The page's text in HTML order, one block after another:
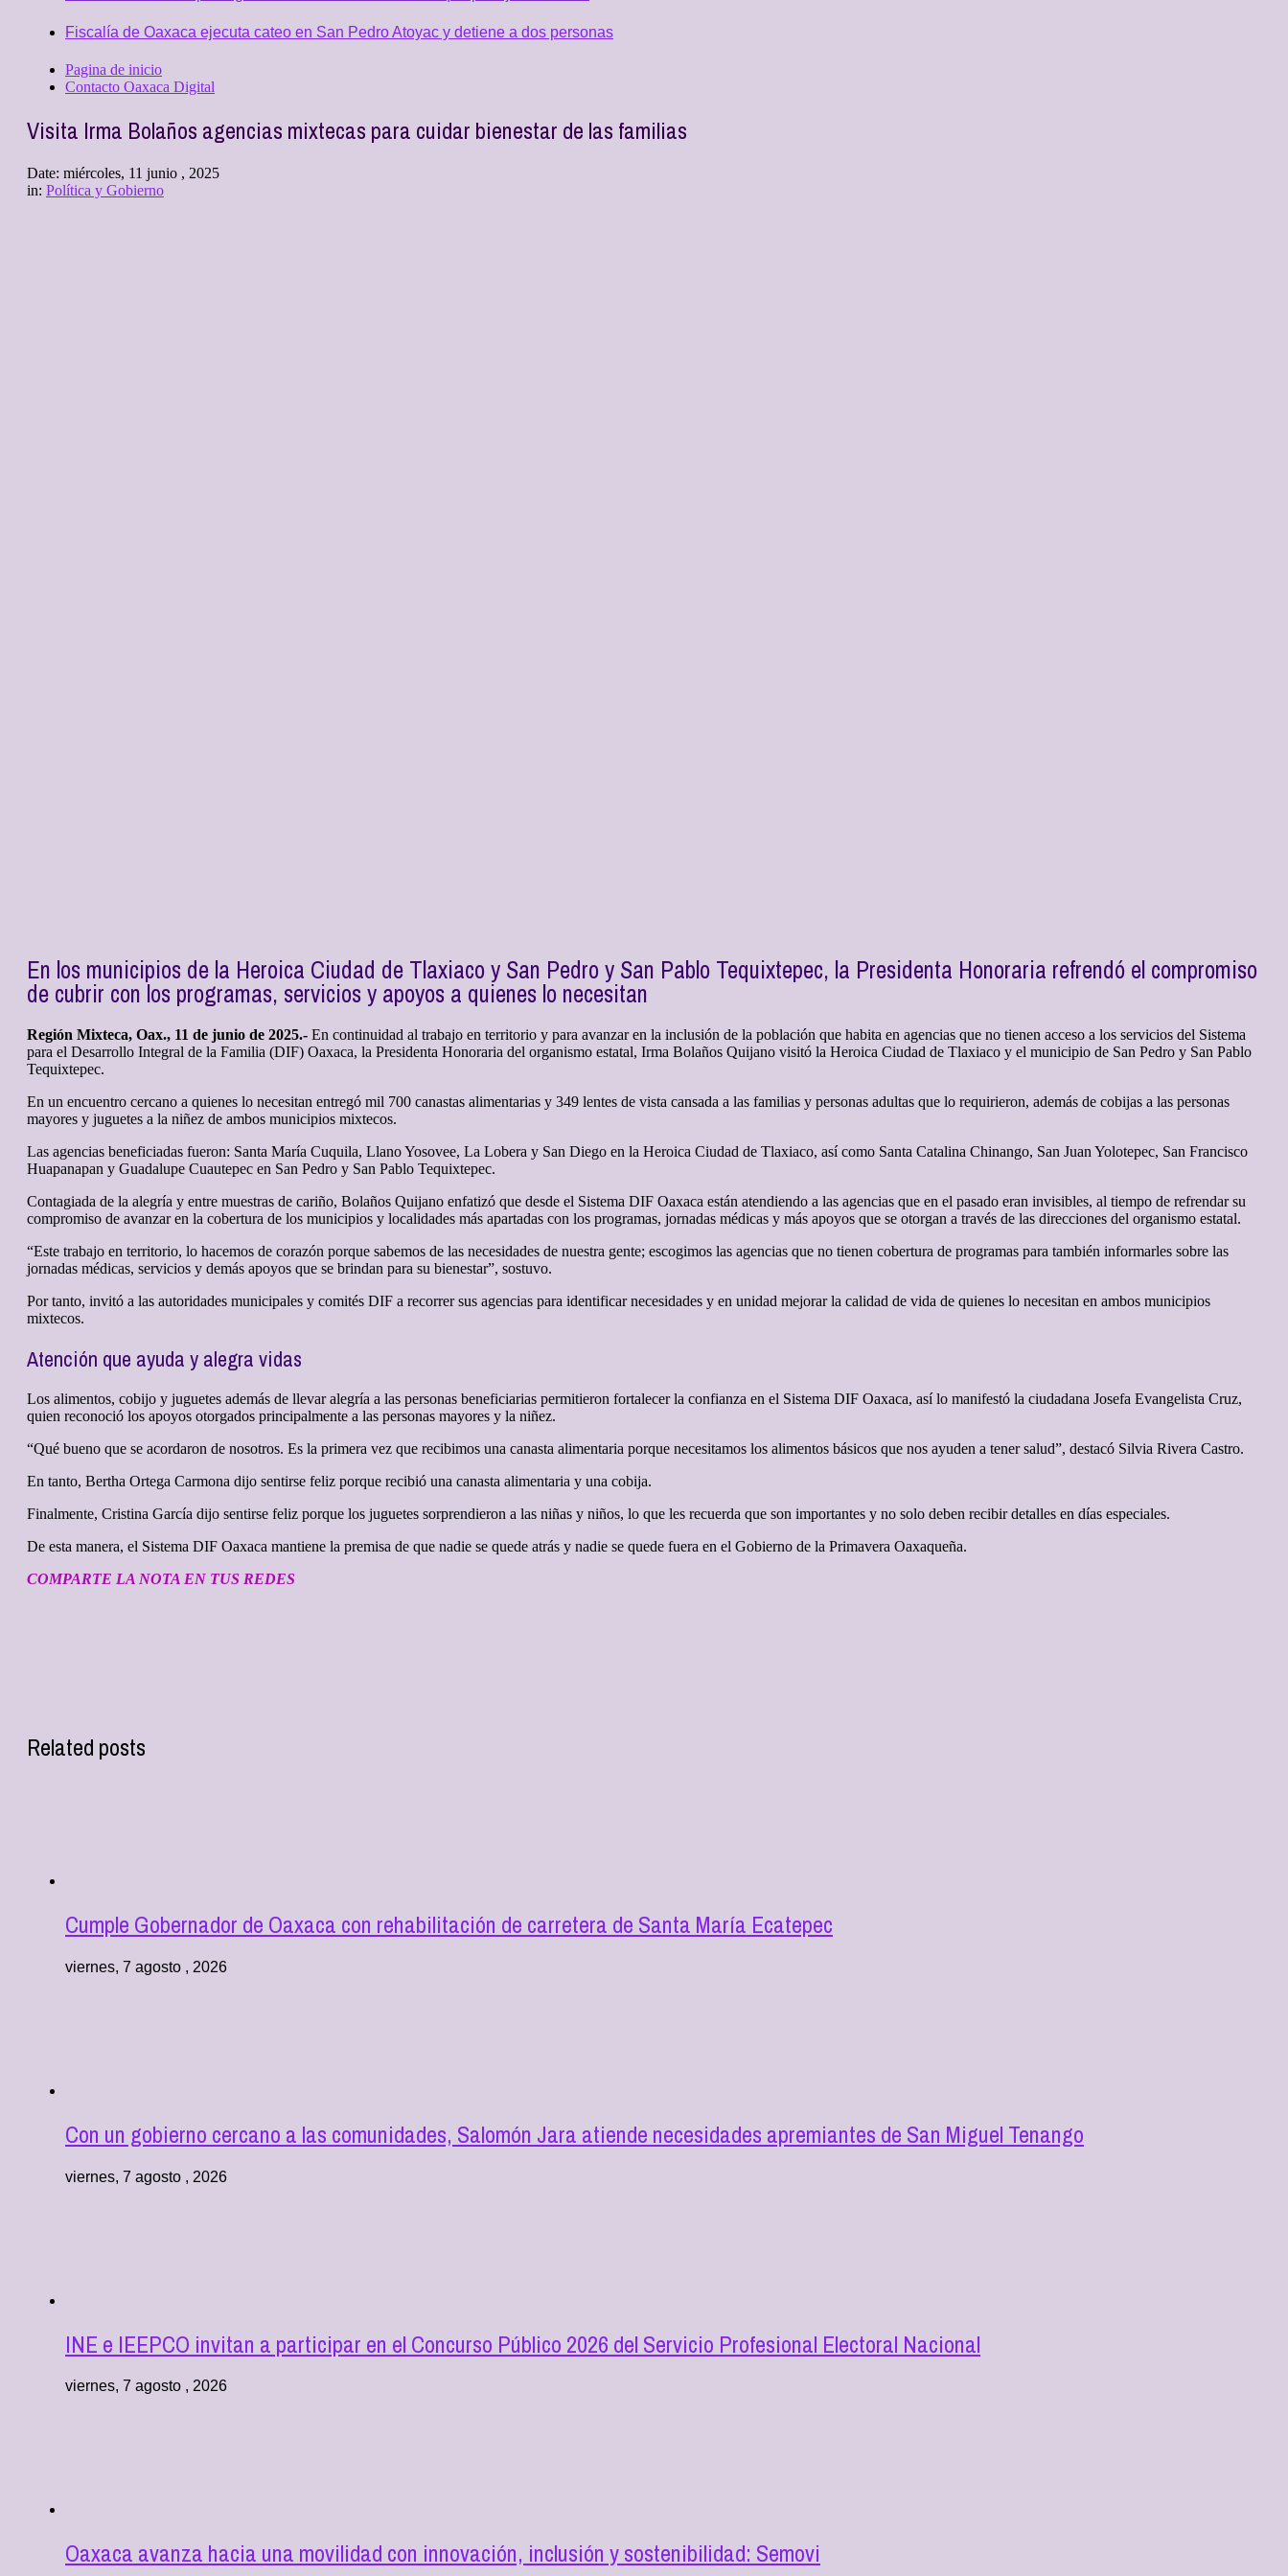
Fiscalía de Oaxaca ejecuta cateo en San Pedro Atoyac y detiene a dos personas
Pagina de inicio
Contacto Oaxaca Digital
Visita Irma Bolaños agencias mixtecas para cuidar bienestar de las familias
Date: miércoles, 11 junio , 2025
in: Política y Gobierno
En los municipios de la Heroica Ciudad de Tlaxiaco y San Pedro y San Pablo Tequixtepec, la Presidenta Honoraria refrendó el compromiso
de cubrir con los programas, servicios y apoyos a quienes lo necesitan
Región Mixteca, Oax., 11 de junio de 2025.- En continuidad al trabajo en territorio y para avanzar en la inclusión de la población que habita en agencias que no tienen acceso a los servicios del Sistema
para el Desarrollo Integral de la Familia (DIF) Oaxaca, la Presidenta Honoraria del organismo estatal, Irma Bolaños Quijano visitó la Heroica Ciudad de Tlaxiaco y el municipio de San Pedro y San Pablo
Tequixtepec.
En un encuentro cercano a quienes lo necesitan entregó mil 700 canastas alimentarias y 349 lentes de vista cansada a las familias y personas adultas que lo requirieron, además de cobijas a las personas
mayores y juguetes a la niñez de ambos municipios mixtecos.
Las agencias beneficiadas fueron: Santa María Cuquila, Llano Yosovee, La Lobera y San Diego en la Heroica Ciudad de Tlaxiaco, así como Santa Catalina Chinango, San Juan Yolotepec, San Francisco
Huapanapan y Guadalupe Cuautepec en San Pedro y San Pablo Tequixtepec.
Contagiada de la alegría y entre muestras de cariño, Bolaños Quijano enfatizó que desde el Sistema DIF Oaxaca están atendiendo a las agencias que en el pasado eran invisibles, al tiempo de refrendar su
compromiso de avanzar en la cobertura de los municipios y localidades más apartadas con los programas, jornadas médicas y más apoyos que se otorgan a través de las direcciones del organismo estatal.
“Este trabajo en territorio, lo hacemos de corazón porque sabemos de las necesidades de nuestra gente; escogimos las agencias que no tienen cobertura de programas para también informarles sobre las
jornadas médicas, servicios y demás apoyos que se brindan para su bienestar”, sostuvo.
Por tanto, invitó a las autoridades municipales y comités DIF a recorrer sus agencias para identificar necesidades y en unidad mejorar la calidad de vida de quienes lo necesitan en ambos municipios
mixtecos.
Atención que ayuda y alegra vidas
Los alimentos, cobijo y juguetes además de llevar alegría a las personas beneficiarias permitieron fortalecer la confianza en el Sistema DIF Oaxaca, así lo manifestó la ciudadana Josefa Evangelista Cruz,
quien reconoció los apoyos otorgados principalmente a las personas mayores y la niñez.
“Qué bueno que se acordaron de nosotros. Es la primera vez que recibimos una canasta alimentaria porque necesitamos los alimentos básicos que nos ayuden a tener salud”, destacó Silvia Rivera Castro.
En tanto, Bertha Ortega Carmona dijo sentirse feliz porque recibió una canasta alimentaria y una cobija.
Finalmente, Cristina García dijo sentirse feliz porque los juguetes sorprendieron a las niñas y niños, lo que les recuerda que son importantes y no solo deben recibir detalles en días especiales.
De esta manera, el Sistema DIF Oaxaca mantiene la premisa de que nadie se quede atrás y nadie se quede fuera en el Gobierno de la Primavera Oaxaqueña.
COMPARTE LA NOTA EN TUS REDES
Related posts
Cumple Gobernador de Oaxaca con rehabilitación de carretera de Santa María Ecatepec
viernes, 7 agosto , 2026
Con un gobierno cercano a las comunidades, Salomón Jara atiende necesidades apremiantes de San Miguel Tenango
viernes, 7 agosto , 2026
INE e IEEPCO invitan a participar en el Concurso Público 2026 del Servicio Profesional Electoral Nacional
viernes, 7 agosto , 2026
Oaxaca avanza hacia una movilidad con innovación, inclusión y sostenibilidad: Semovi